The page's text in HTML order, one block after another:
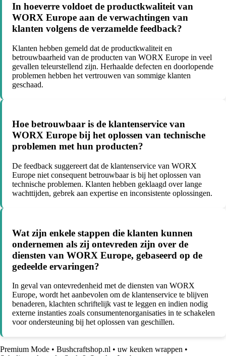
In hoeverre voldoet de productkwaliteit van
WORX Europe aan de verwachtingen van
klanten volgens de verzamelde feedback?
Klanten hebben gemeld dat de productkwaliteit en
betrouwbaarheid van de producten van WORX Europe in veel
gevallen teleurstellend zijn. Herhaalde defecten en doorlopende
problemen hebben het vertrouwen van sommige klanten
geschaad.
Hoe betrouwbaar is de klantenservice van
WORX Europe bij het oplossen van technische
problemen met hun producten?
De feedback suggereert dat de klantenservice van WORX
Europe niet consequent betrouwbaar is bij het oplossen van
technische problemen. Klanten hebben geklaagd over lange
wachttijden, gebrek aan expertise en inconsistente oplossingen.
Wat zijn enkele stappen die klanten kunnen
ondernemen als zij ontevreden zijn over de
diensten van WORX Europe, gebaseerd op de
gedeelde ervaringen?
In geval van ontevredenheid met de diensten van WORX
Europe, wordt het aanbevolen om de klantenservice te blijven
benaderen, klachten schriftelijk vast te leggen en indien nodig
externe instanties zoals consumentenorganisaties in te schakelen
voor ondersteuning bij het oplossen van geschillen.
Premium Mode • Bushcraftshop.nl • uw keuken wrappen •